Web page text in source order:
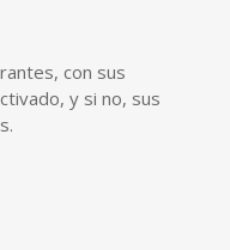
con sus
y si no, sus